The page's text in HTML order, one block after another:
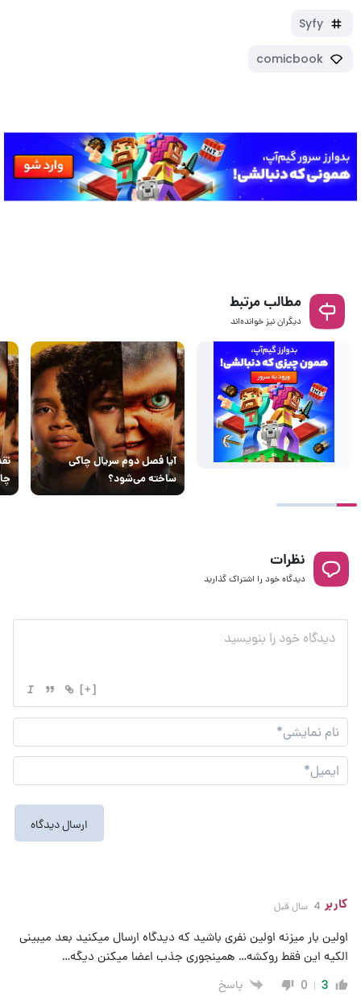
Syfy
comicbook
مطالب مرتبط
دیگران نیز خوانده‌اند
آیا فصل دوم سریال چاکی
ساخته می‌شود؟
نظرات
دیدگاه خود را اشتراک گذارید
[+]
نام
کاربر 4 سال قبل
اولین بار میزنه اولین نفری باشید که دیدگاه ارسال میکنید بعد میبینی
الکیه این فقط روکشه… همینجوری جذب اعضا میکنن دیگه…
3
0 پاسخ